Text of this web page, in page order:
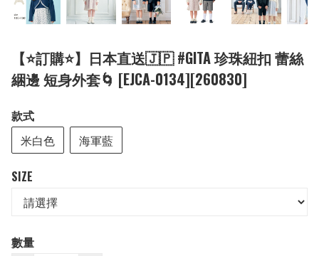
【⭐訂購⭐】日本直送🇯🇵 #GITA 珍珠紐扣 蕾絲
綑邊 短身外套🌀 [EJCA-0134][260830]
款式
米白色
海軍藍
SIZE
數量